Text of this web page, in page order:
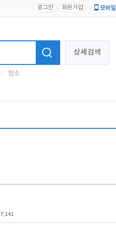
로그인 회원가입 모바일
상세검색
청소
7,141